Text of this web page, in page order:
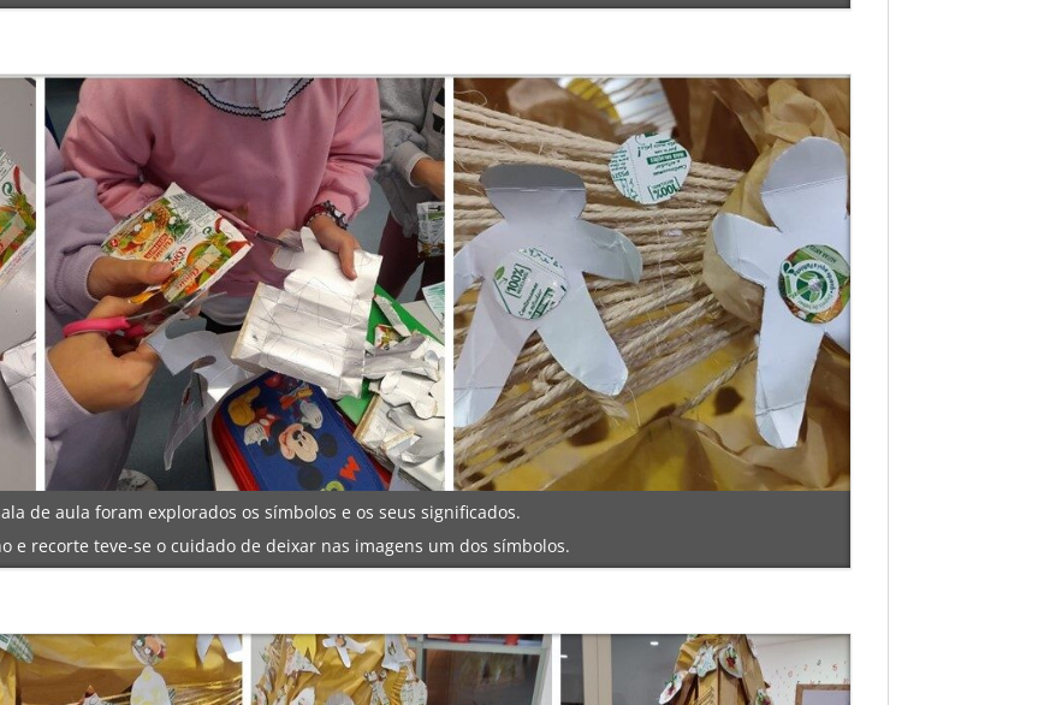
de aula foram explorados os símbolos e os seus significados.
e recorte teve-se o cuidado de deixar nas imagens um dos símbolos.